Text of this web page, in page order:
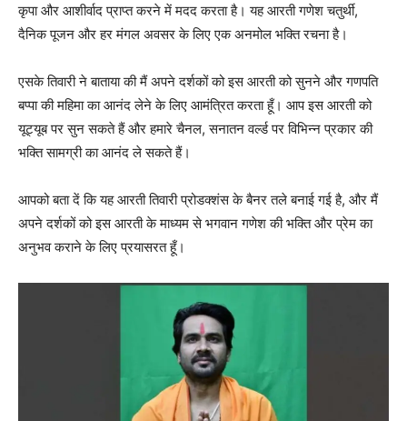
कृपा और आशीर्वाद प्राप्त करने में मदद करता है। यह आरती गणेश चतुर्थी,
दैनिक पूजन और हर मंगल अवसर के लिए एक अनमोल भक्ति रचना है।
एसके तिवारी ने बाताया की मैं अपने दर्शकों को इस आरती को सुनने और गणपति
बप्पा की महिमा का आनंद लेने के लिए आमंत्रित करता हूँ। आप इस आरती को
यूट्यूब पर सुन सकते हैं और हमारे चैनल, सनातन वर्ल्ड पर विभिन्न प्रकार की
भक्ति सामग्री का आनंद ले सकते हैं।
आपको बता दें कि यह आरती तिवारी प्रोडक्शंस के बैनर तले बनाई गई है, और मैं
अपने दर्शकों को इस आरती के माध्यम से भगवान गणेश की भक्ति और प्रेम का
अनुभव कराने के लिए प्रयासरत हूँ।